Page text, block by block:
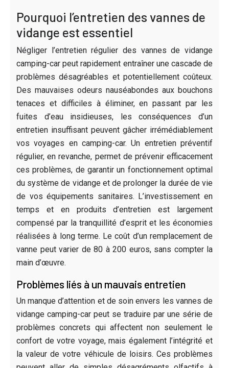
Pourquoi l’entretien des vannes de
vidange est essentiel
Négliger l’entretien régulier des vannes de vidange
camping-car peut rapidement entraîner une cascade de
problèmes désagréables et potentiellement coûteux.
Des mauvaises odeurs nauséabondes aux bouchons
tenaces et difficiles à éliminer, en passant par les
fuites d’eau insidieuses, les conséquences d’un
entretien insuffisant peuvent gâcher irrémédiablement
vos voyages en camping-car. Un entretien préventif
régulier, en revanche, permet de prévenir efficacement
ces problèmes, de garantir un fonctionnement optimal
du système de vidange et de prolonger la durée de vie
de vos équipements sanitaires. L’investissement en
temps et en produits d’entretien est largement
compensé par la tranquillité d’esprit et les économies
réalisées à long terme. Le coût d’un remplacement de
vanne peut varier de 80 à 200 euros, sans compter la
main d’œuvre.
Problèmes liés à un mauvais entretien
Un manque d’attention et de soin envers les vannes de
vidange camping-car peut se traduire par une série de
problèmes concrets qui affectent non seulement le
confort de votre voyage, mais également l’intégrité et
la valeur de votre véhicule de loisirs. Ces problèmes